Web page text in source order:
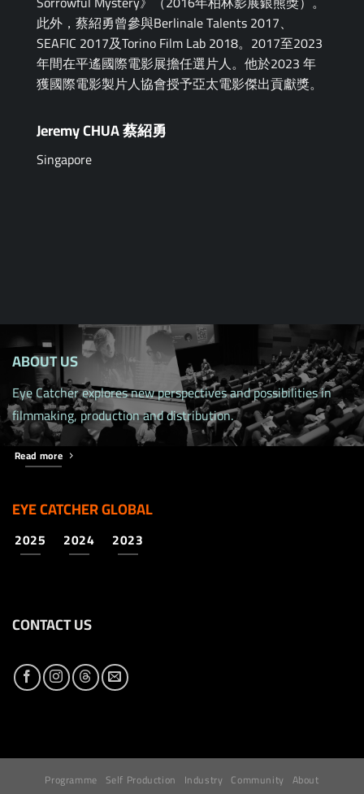
此外，蔡紹勇曾參與Berlinale Talents 2017、
SEAFIC 2017及Torino Film Lab 2018。2017至2023
年間在平遙國際電影展擔任選片人。他於2023 年
獲國際電影製片人協會授予亞太電影傑出貢獻獎。
Jeremy CHUA 蔡紹勇
Singapore
ABOUT US
Eye Catcher explores new perspectives and possibilities in
filmmaking, production and distribution.
Read more
EYE CATCHER GLOBAL
2025 2024 2023
CONTACT US
Programme Self Production Industry Community About